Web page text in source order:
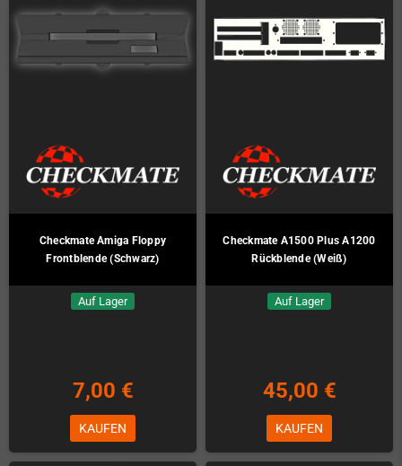
Checkmate Amiga Floppy
Frontblende (Schwarz)
Auf Lager
7,00 €
KAUFEN
Checkmate A1500 Plus A1200
Rückblende (Weiß)
Auf Lager
45,00 €
KAUFEN